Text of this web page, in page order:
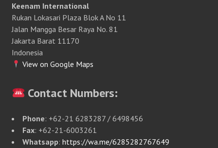
Keenam International
Rukan Lokasari Plaza Blok A No 11
Jalan Mangga Besar Raya No. 81
Jakarta Barat 11170
Indonesia
View on Google Maps
Contact Numbers:
Phone: +62-21 6283287 / 6498456
Fax: +62-21-6003261
Whatsapp: https://wa.me/6285282767649